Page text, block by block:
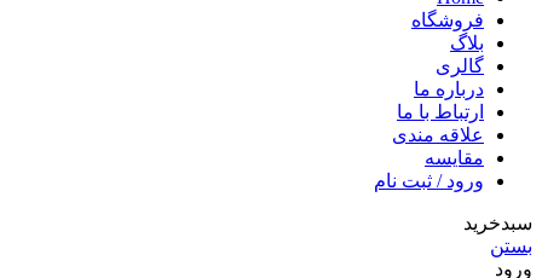
فروشگاه
بلاگ
گالری
درباره ما
ارتباط با ما
علاقه مندی
مقایسه
ورود / ثبت نام
سبدخرید
بستن
ورود